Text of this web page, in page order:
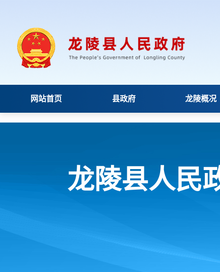
网站首页 县政府 龙陵概况
龙陵县人民